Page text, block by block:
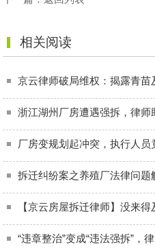
相关阅读
浙江湖州厂房遭遇强拆，律
厂房变规划起冲突，执行人员
拆迁纠纷案之养殖厂法律问题
“违章整治”变成“违法强拆”，